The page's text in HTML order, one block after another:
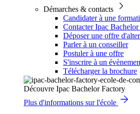
Démarches & contacts
Candidater à une
Contacter Ipac
Déposer une offre
Parler à un conseiller
Postuler à une offre
S'inscrire à un
Télécharger la brochure
Découvre Ipac Bachelor Factory
Plus d'informations sur l'école